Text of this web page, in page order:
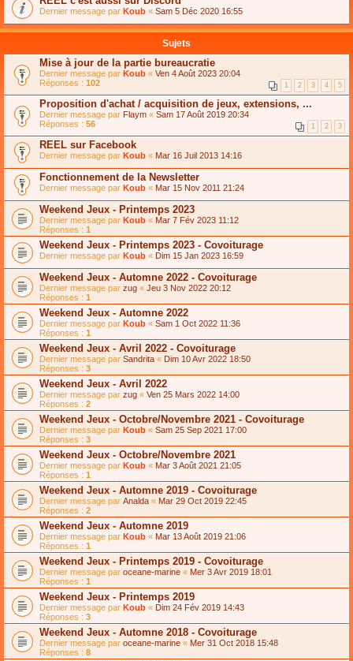
Dernier message par Koub « Sam 5 Déc 2020 16:55
Sujets
Mise à jour de la partie bureaucratie
Dernier message par Koub « Ven 4 Août 2023 20:04
Réponses : 102 1 2 3 4 5
Proposition d'achat / acquisition de jeux, extensions, ...
Dernier message par Flaym « Sam 17 Août 2019 20:34
Réponses : 56 1 2 3
REEL sur Facebook
Dernier message par Koub « Mar 16 Juil 2013 14:16
Fonctionnement de la Newsletter
Dernier message par Koub « Mar 15 Nov 2011 21:24
Weekend Jeux - Printemps 2023
Dernier message par Koub « Mar 7 Fév 2023 11:12
Réponses : 1
Weekend Jeux - Printemps 2023 - Covoiturage
Dernier message par Koub « Dim 15 Jan 2023 16:59
Weekend Jeux - Automne 2022 - Covoiturage
Dernier message par zug « Jeu 3 Nov 2022 20:12
Réponses : 1
Weekend Jeux - Automne 2022
Dernier message par Koub « Sam 1 Oct 2022 11:36
Réponses : 1
Weekend Jeux - Avril 2022 - Covoiturage
Dernier message par Sandrita « Dim 10 Avr 2022 18:50
Réponses : 3
Weekend Jeux - Avril 2022
Dernier message par zug « Ven 25 Mars 2022 14:00
Réponses : 2
Weekend Jeux - Octobre/Novembre 2021 - Covoiturage
Dernier message par Koub « Sam 25 Sep 2021 17:00
Réponses : 3
Weekend Jeux - Octobre/Novembre 2021
Dernier message par Koub « Mar 3 Août 2021 21:05
Réponses : 1
Weekend Jeux - Automne 2019 - Covoiturage
Dernier message par Analda « Mar 29 Oct 2019 22:45
Réponses : 2
Weekend Jeux - Automne 2019
Dernier message par Koub « Mar 13 Août 2019 21:06
Réponses : 1
Weekend Jeux - Printemps 2019 - Covoiturage
Dernier message par oceane-marine « Mer 3 Avr 2019 18:01
Réponses : 1
Weekend Jeux - Printemps 2019
Dernier message par Koub « Dim 24 Fév 2019 14:43
Réponses : 3
Weekend Jeux - Automne 2018 - Covoiturage
Dernier message par oceane-marine « Mer 31 Oct 2018 15:48
Réponses : 8